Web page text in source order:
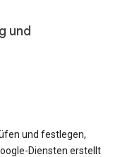
und
und festlegen,
Diensten erstellt